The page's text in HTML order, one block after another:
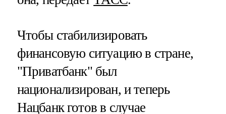
Чтобы стабилизировать
финансовую ситуацию в стране,
"Приватбанк" был
национализирован, и теперь
Нацбанк готов в случае